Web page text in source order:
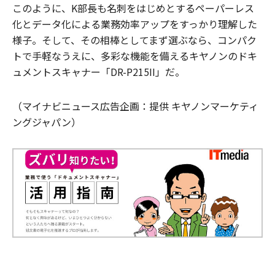
このように、K部長も名刺をはじめとするペーパーレス
化とデータ化による業務効率アップをすっかり理解した
様子。そして、その相棒としてまず選ぶなら、コンパク
トで手軽なうえに、多彩な機能を備えるキヤノンのドキ
ュメントスキャナー「DR-P215II」だ。
（マイナビニュース広告企画：提供 キヤノンマーケティ
ングジャパン）